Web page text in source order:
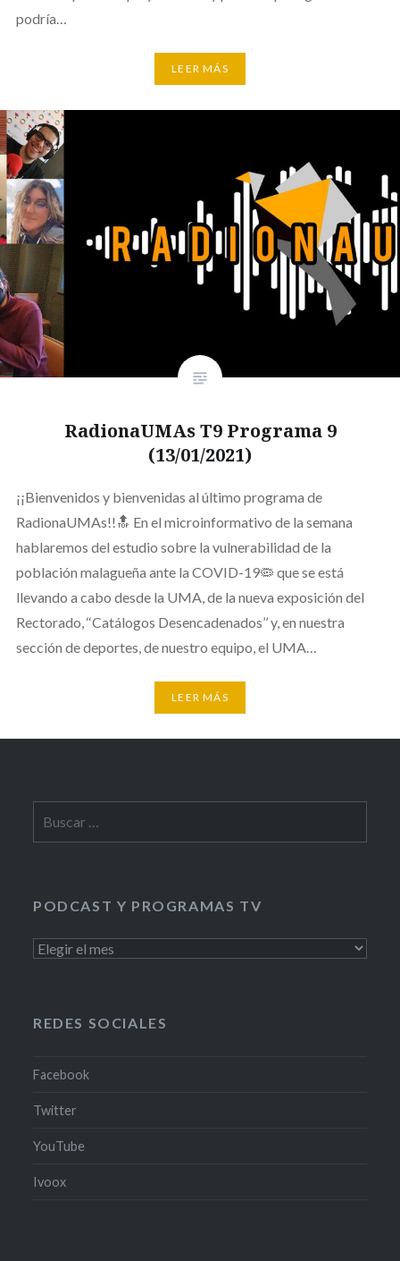
podría…
LEER MÁS
RadionaUMAs T9 Programa 9
(13/01/2021)
¡¡Bienvenidos y bienvenidas al último programa de
RadionaUMAs!!🔝 En el microinformativo de la semana
hablaremos del estudio sobre la vulnerabilidad de la
población malagueña ante la COVID-19🦠 que se está
llevando a cabo desde la UMA, de la nueva exposición del
Rectorado, ‘‘Catálogos Desencadenados’’ y, en nuestra
sección de deportes, de nuestro equipo, el UMA…
LEER MÁS
PODCAST Y PROGRAMAS TV
PODCAST
REDES SOCIALES
Facebook
Twitter
YouTube
Ivoox